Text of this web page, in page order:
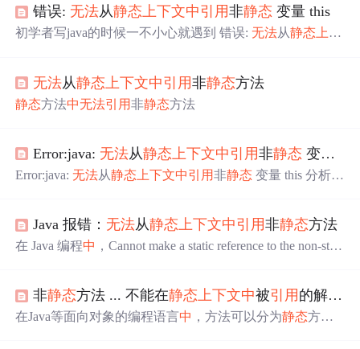
错误: 无法从静态上下文中引用非静态 变量 this
初学者写java的时候一不小心就遇到 错误:无法从静态 上下
大家没有理解和记住这句话：静态方法中不能
变量！ 怎样理解这句话呢？ 我们知道
以
无法从静态 上下文中引用非静态方法
静态方法中无法引用非静态方法
Error:java: 无法从静态 上下文中引用非静态 变量 this
Error:java:无法从静态 上下文中引用非静态 变量 this 分析：
态 方法中能引用 静态变量 其次要明白类与类之间要分开定
义，不能嵌套，这是语法规定 错误原因代码如下： public
Java 报错： 无法从静态上下文中引用非静态方法
在 Java 编程中 ，Cannot make a static reference to the non-stati
例。要解决此问题，可以通过创建对象实例来调用非静态
方法，或者将方法声明为静态。最佳实践包括理解静态
非静态方法 ... 不能在静态上下文中被引用 的解决方案
在Java等面向对象的编程语言中 ，方法可以分为静态方法